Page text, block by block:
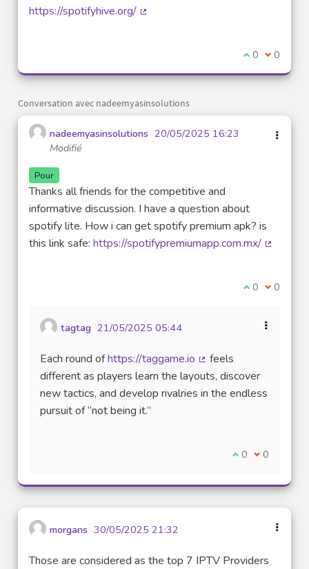
https://spotifyhive.org/
Je suis
0 Je ne
0
Conversation avec nadeemyasinsolutions
nadeemyasinsolutions 20/05/2025 16:23
Modifié
Pour
Thanks all friends for the competitive and
informative discussion. I have a question about
spotify lite. How i can get spotify premium apk? is
this link safe: https://spotifypremiumapp.com.mx/
Je suis
0 Je ne
0
tagtag 21/05/2025 05:44
Each round ofhttps://taggame.io
(Lien externe)
feels
different as players learn the layouts, discover
new tactics, and develop rivalries in the endless
pursuit of “not being it.”
Je suis d'accord
0 Je ne suis
0
morgans 30/05/2025 21:32
Those are considered as the top 7 IPTV Providers